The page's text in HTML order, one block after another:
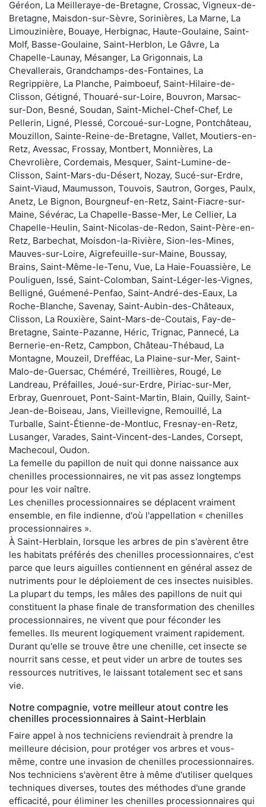
Géréon, La Meilleraye-de-Bretagne, Crossac, Vigneux-de-
Bretagne, Maisdon-sur-Sèvre, Sorinières, La Marne, La
Limouzinière, Bouaye, Herbignac, Haute-Goulaine, Saint-
Molf, Basse-Goulaine, Saint-Herblon, Le Gâvre, La
Chapelle-Launay, Mésanger, La Grigonnais, La
Chevallerais, Grandchamps-des-Fontaines, La
Regrippière, La Planche, Paimboeuf, Saint-Hilaire-de-
Clisson, Gétigné, Thouaré-sur-Loire, Bouvron, Marsac-
sur-Don, Besné, Soudan, Saint-Michel-Chef-Chef, Le
Pellerin, Ligné, Plessé, Corcoué-sur-Logne, Pontchâteau,
Mouzillon, Sainte-Reine-de-Bretagne, Vallet, Moutiers-en-
Retz, Avessac, Frossay, Montbert, Monnières, La
Chevrolière, Cordemais, Mesquer, Saint-Lumine-de-
Clisson, Saint-Mars-du-Désert, Nozay, Sucé-sur-Erdre,
Saint-Viaud, Maumusson, Touvois, Sautron, Gorges, Paulx,
Anetz, Le Bignon, Bourgneuf-en-Retz, Saint-Fiacre-sur-
Maine, Sévérac, La Chapelle-Basse-Mer, Le Cellier, La
Chapelle-Heulin, Saint-Nicolas-de-Redon, Saint-Père-en-
Retz, Barbechat, Moisdon-la-Rivière, Sion-les-Mines,
Mauves-sur-Loire, Aigrefeuille-sur-Maine, Boussay,
Brains, Saint-Même-le-Tenu, Vue, La Haie-Fouassière, Le
Pouliguen, Issé, Saint-Colomban, Saint-Léger-les-Vignes,
Belligné, Guémené-Penfao, Saint-André-des-Eaux, La
Roche-Blanche, Savenay, Saint-Aubin-des-Châteaux,
Clisson, La Rouxière, Saint-Mars-de-Coutais, Fay-de-
Bretagne, Sainte-Pazanne, Héric, Trignac, Pannecé, La
Bernerie-en-Retz, Campbon, Château-Thébaud, La
Montagne, Mouzeil, Drefféac, La Plaine-sur-Mer, Saint-
Malo-de-Guersac, Chéméré, Treillières, Rougé, Le
Landreau, Préfailles, Joué-sur-Erdre, Piriac-sur-Mer,
Erbray, Guenrouet, Pont-Saint-Martin, Blain, Quilly, Saint-
Jean-de-Boiseau, Jans, Vieillevigne, Remouillé, La
Turballe, Saint-Étienne-de-Montluc, Fresnay-en-Retz,
Lusanger, Varades, Saint-Vincent-des-Landes, Corsept,
Machecoul, Oudon.
La femelle du papillon de nuit qui donne naissance aux
chenilles processionnaires, ne vit pas assez longtemps
pour les voir naître.
Les chenilles processionnaires se déplacent vraiment
ensemble, en file indienne, d'où l'appellation « chenilles
processionnaires ».
À Saint-Herblain, lorsque les arbres de pin s'avèrent être
les habitats préférés des chenilles processionnaires, c'est
parce que leurs aiguilles contiennent en général assez de
nutriments pour le déploiement de ces insectes nuisibles.
La plupart du temps, les mâles des papillons de nuit qui
constituent la phase finale de transformation des chenilles
processionnaires, ne vivent que pour féconder les
femelles. Ils meurent logiquement vraiment rapidement.
Durant qu'elle se trouve être une chenille, cet insecte se
nourrit sans cesse, et peut vider un arbre de toutes ses
ressources nutritives, le laissant totalement sec et sans
vie.
Notre compagnie, votre meilleur atout contre les
chenilles processionnaires à Saint-Herblain
Faire appel à nos techniciens reviendrait à prendre la
meilleure décision, pour protéger vos arbres et vous-
même, contre une invasion de chenilles processionnaires.
Nos techniciens s'avèrent être à même d'utiliser quelques
techniques diverses, toutes des méthodes d'une grande
efficacité, pour éliminer les chenilles processionnaires qui